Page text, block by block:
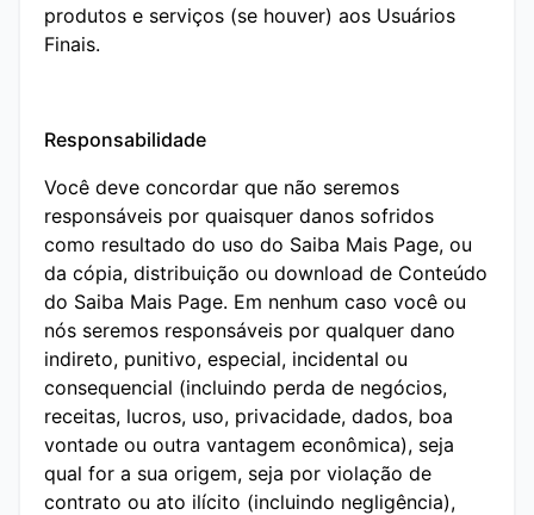
produtos e serviços (se houver) aos Usuários
Finais.
Responsabilidade
Você deve concordar que não seremos
responsáveis ​​por quaisquer danos sofridos
como resultado do uso do Saiba Mais Page, ou
da cópia, distribuição ou download de Conteúdo
do Saiba Mais Page. Em nenhum caso você ou
nós seremos responsáveis ​​por qualquer dano
indireto, punitivo, especial, incidental ou
consequencial (incluindo perda de negócios,
receitas, lucros, uso, privacidade, dados, boa
vontade ou outra vantagem econômica), seja
qual for a sua origem, seja por violação de
contrato ou ato ilícito (incluindo negligência),